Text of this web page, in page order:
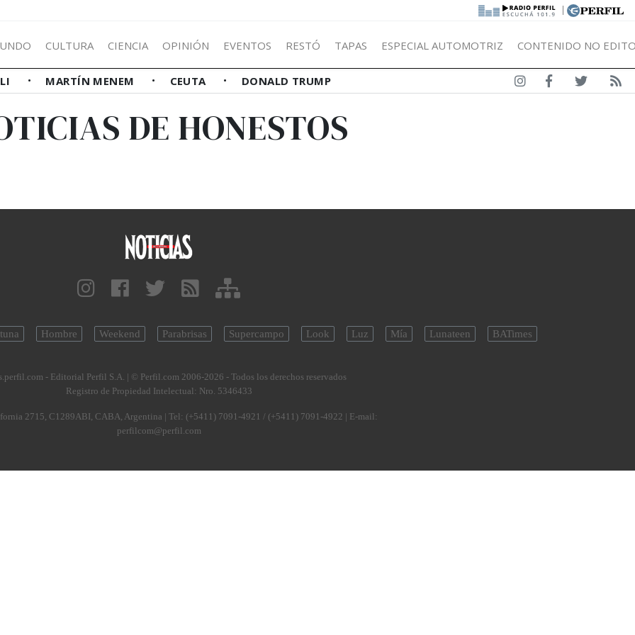
|
CULTURA CIENCIA OPINIÓN EVENTOS RESTÓ TAPAS ESPECIAL AUTOMOTRIZ CONTENIDO NO
MARTÍN MENEM CEUTA DONALD TRUMP
DE HONESTOS
Hombre Weekend Parabrisas Supercampo Look Luz Mía Lunateen BATimes
- Editorial Perfil S.A. | © Perfil.com 2006-2026 - Todos los derechos reservados
Registro de Propiedad Intelectual: Nro. 5346433
2715, C1289ABI, CABA, Argentina | Tel: (+5411) 7091-4921 / (+5411) 7091-4922 | E-mail:
perfilcom@perfil.com